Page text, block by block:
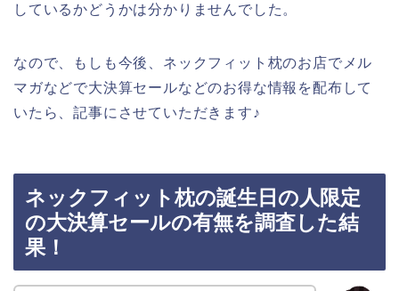
しているかどうかは分かりませんでした。
なので、もしも今後、ネックフィット枕のお店でメル
マガなどで大決算セールなどのお得な情報を配布して
いたら、記事にさせていただきます♪
ネックフィット枕の誕生日の人限定
の大決算セールの有無を調査した結
果！